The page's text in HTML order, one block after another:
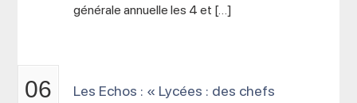
générale annuelle les 4 et […]
06
Les Echos : « Lycées : des chefs